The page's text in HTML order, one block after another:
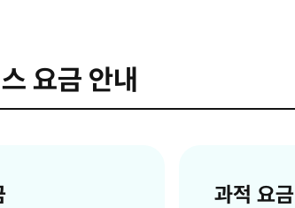
요금 안내
과적 요금